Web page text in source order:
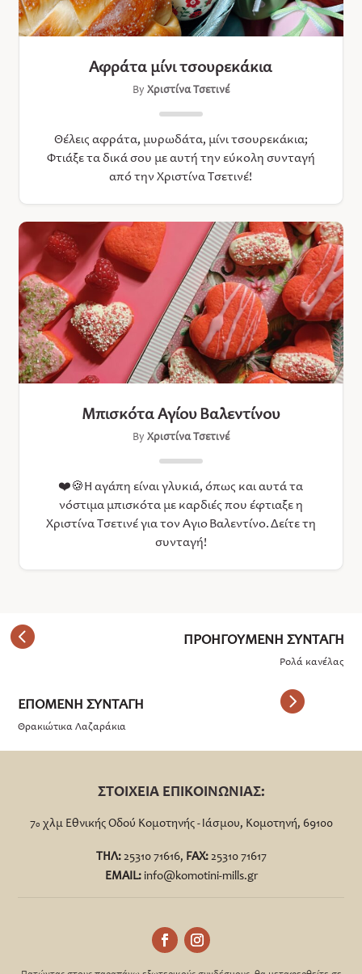
Αφράτα μίνι τσουρεκάκια
By Χριστίνα Τσετινέ
Θέλεις αφράτα, μυρωδάτα, μίνι τσουρεκάκια;
Φτιάξε τα δικά σου με αυτή την εύκολη συνταγή
από την Χριστίνα Τσετινέ!
Μπισκότα Αγίου Βαλεντίνου
By Χριστίνα Τσετινέ
❤️🍪Η αγάπη είναι γλυκιά, όπως και αυτά τα
νόστιμα μπισκότα με καρδιές που έφτιαξε η
Χριστίνα Τσετινέ για τον Άγιο Βαλεντίνο. Δείτε τη
συνταγή!
Ρολά κανέλας
Θρακιώτικα Λαζαράκια
ΣΤΟΙΧΕΙΑ ΕΠΙΚΟΙΝΩΝΙΑΣ:
7ο χλμ Εθνικής Οδού Κομοτηνής - Ιάσμου, Κομοτηνή, 69100
ΤΗΛ:25310 71616, FΑΧ:25310 71617
EMAIL: info@komotini-mills.gr